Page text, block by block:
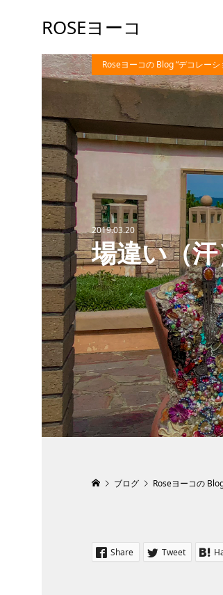
ROSEヨーコ
2019.03.20
場違い（
Roseヨーコの Blog “デコレー
ブログ Roseヨーコの
Share Tweet